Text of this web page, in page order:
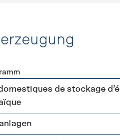
Stromerzeugung
de stockage